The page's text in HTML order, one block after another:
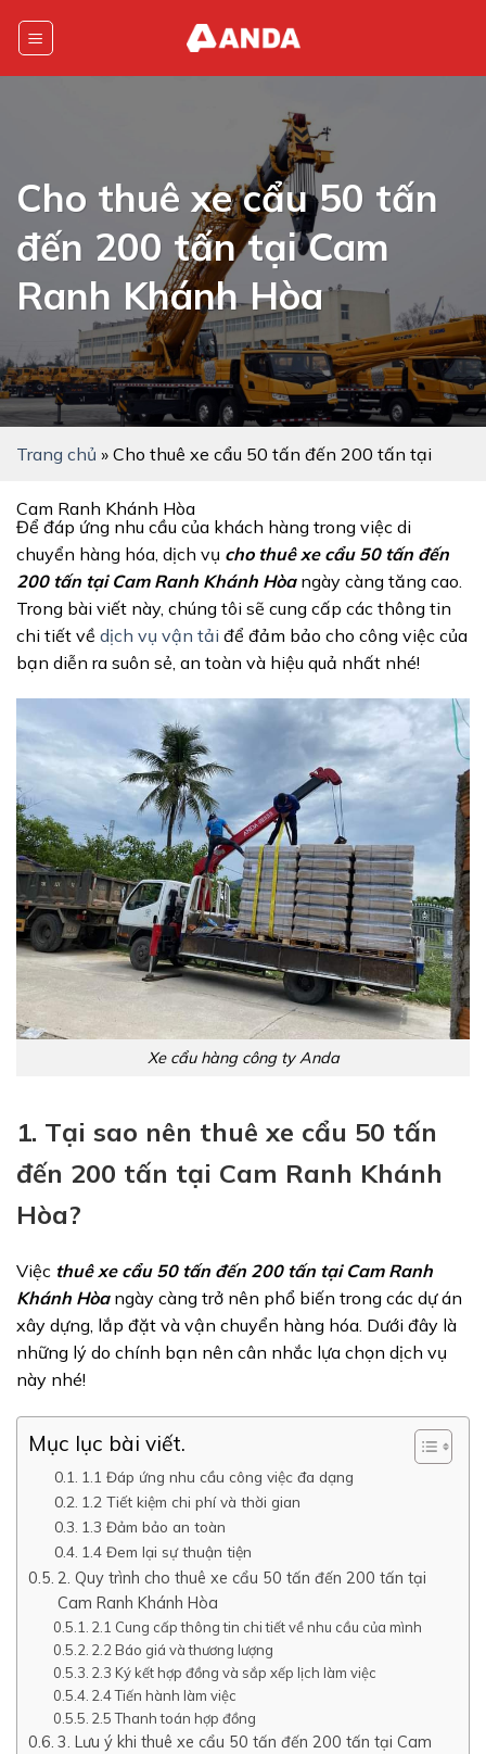
Cho thuê xe cẩu 50 tấn
đến 200 tấn tại Cam
Ranh Khánh Hòa
Trang chủ » Cho thuê xe cẩu 50 tấn đến 200 tấn tại
Cam Ranh Khánh Hòa
Để đáp ứng nhu cầu của khách hàng trong việc di
chuyển hàng hóa, dịch vụ cho thuê xe cẩu 50 tấn đến
200 tấn tại Cam Ranh Khánh Hòangày càng tăng cao.
Trong bài viết này, chúng tôi sẽ cung cấp các thông tin
chi tiết về dịch vụ vận tải để đảm bảo cho công việc của
bạn diễn ra suôn sẻ, an toàn và hiệu quả nhất nhé!
Xe cẩu hàng công ty Anda
1. Tại sao nên thuê xe cẩu 50 tấn
đến 200 tấn tại Cam Ranh Khánh
Hòa?
Việc thuê xe cẩu 50 tấn đến 200 tấn tại Cam Ranh
Khánh Hòangày càng trở nên phổ biến trong các dự án
xây dựng, lắp đặt và vận chuyển hàng hóa. Dưới đây là
những lý do chính bạn nên cân nhắc lựa chọn dịch vụ
này nhé!
Mục lục bài viết.
1.1 Đáp ứng nhu cầu công việc đa dạng
1.2 Tiết kiệm chi phí và thời gian
1.3 Đảm bảo an toàn
1.4 Đem lại sự thuận tiện
2. Quy trình cho thuê xe cẩu 50 tấn đến 200 tấn tại
Cam Ranh Khánh Hòa
2.1 Cung cấp thông tin chi tiết về nhu cầu của mình
2.2 Báo giá và thương lượng
2.3 Ký kết hợp đồng và sắp xếp lịch làm việc
2.4 Tiến hành làm việc
2.5 Thanh toán hợp đồng
3. Lưu ý khi thuê xe cẩu 50 tấn đến 200 tấn tại Cam